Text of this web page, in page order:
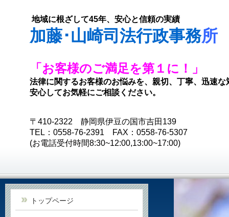
地域に根ざして45年、安心と信頼の実績
加藤･山崎司法行政事務所
「お客様のご満足を第１に！」
法律に関するお客様のお悩みを、親切、丁寧、迅速
安心してお気軽にご相談ください。
〒410-2322 静岡県伊豆の国市吉田139
TEL：0558-76-2391 FAX：0558-76-5307
(お電話受付時間8:30~12:00,13:00~17:00)
トップページ